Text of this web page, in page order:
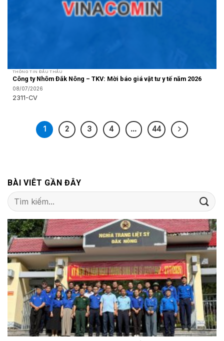
THÔNG TIN ĐẤU THẦU
Công ty Nhôm Đắk Nông – TKV: Mời báo giá vật tư y tế năm 2026
08/07/2026
2311-CV
1 2 3 4 … 44
BÀI VIÊT GẦN ĐÂY